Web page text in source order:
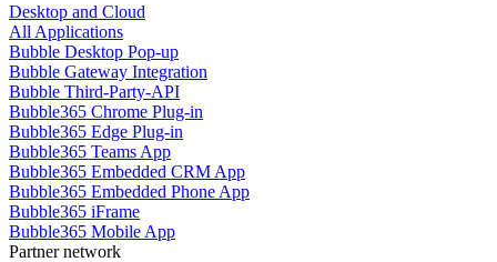
Desktop and Cloud
All Applications
Bubble Desktop Pop-up
Bubble Gateway Integration
Bubble Third-Party-API
Bubble365 Chrome Plug-in
Bubble365 Edge Plug-in
Bubble365 Teams App
Bubble365 Embedded CRM App
Bubble365 Embedded Phone App
Bubble365 iFrame
Bubble365 Mobile App
Partner network